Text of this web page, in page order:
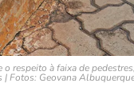
respeito à faixa de
| Fotos: Geovana